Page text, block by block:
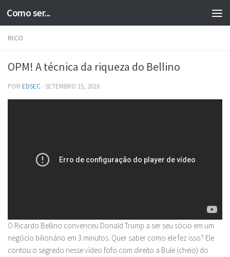
Skip to content
Como ser...
RICO
OPM! A técnica da riqueza do Bellino
POR EDSEC · SETEMBRO 15, 2016
O Ricardo Bellino convenceu Donald Trump a ser seu sócio em um
negócio bilionário em 3 minutos. Quer saber como ele fez isso? Ele
contou o segredo nesse vídeo fofo com direito a Bule (cheio) do